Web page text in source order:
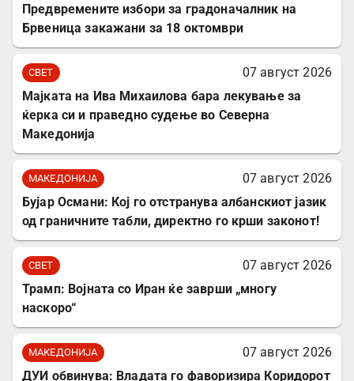
Предвремените избори за градоначалник на
Брвеница закажани за 18 октомври
СВЕТ
07 август 2026
Мајката на Ива Михаилова бара лекување за
ќерка си и праведно судење во Северна
Македонија
МАКЕДОНИЈА
07 август 2026
Бујар Османи: Кој го отстранува албанскиот јазик
од граничните табли, директно го крши законот!
СВЕТ
07 август 2026
Трамп: Војната со Иран ќе заврши „многу
наскоро“
МАКЕДОНИЈА
07 август 2026
ДУИ обвинува: Владата го фаворизира Коридорот